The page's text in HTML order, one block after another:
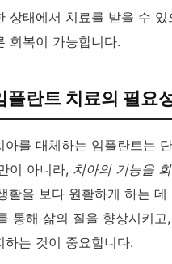
상태에서 치료를 받을 수 있
회복이 가능합니다.
플란트 치료의 필요
아를 대체하는 임플란트는
이 아니라, 치아의 기능을
활을 보다 원활하게 하는 데
통해 삶의 질을 향상시키고
하는 것이 중요합니다.